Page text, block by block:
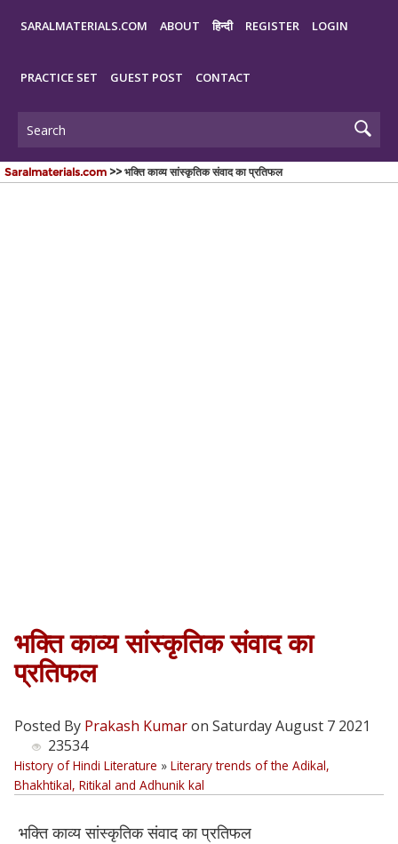
SARALMATERIALS.COM ABOUT हिन्दी REGISTER LOGIN
PRACTICE SET GUEST POST CONTACT
Saralmaterials.com >> भक्ति काव्य सांस्‍कृतिक संवाद का प्रतिफल
भक्ति काव्य सांस्‍कृतिक संवाद का
प्रतिफल
Posted By Prakash Kumaron Saturday August 7 2021
23534
History of Hindi Literature » Literary trends of the Adikal,
Bhakhtikal, Ritikal and Adhunik kal
भक्ति काव्य सांस्‍कृतिक संवाद का प्रतिफल